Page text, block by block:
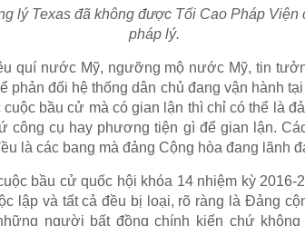
lý Texas đã không được Tối Cao Pháp Viện
pháp lý.
quí nước Mỹ, ngưỡng mộ nước Mỹ, tin
phản đối hệ thống dân chủ đang vận hành
bầu cử mà có gian lận thì chỉ có thể là
công cụ hay phương tiện gì để gian lận.
là các bang mà đảng Cộng hòa đang lãnh
bầu cử quốc hội khóa 14 nhiệm kỳ 2016-
lập và tất cả đều bị loại, rõ ràng là Đảng
người bất đồng chính kiến chứ